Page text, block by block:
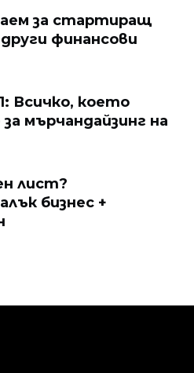
за стартиращ
финансови
Всичко, което
мърчандайзинг на
лист?
бизнес +